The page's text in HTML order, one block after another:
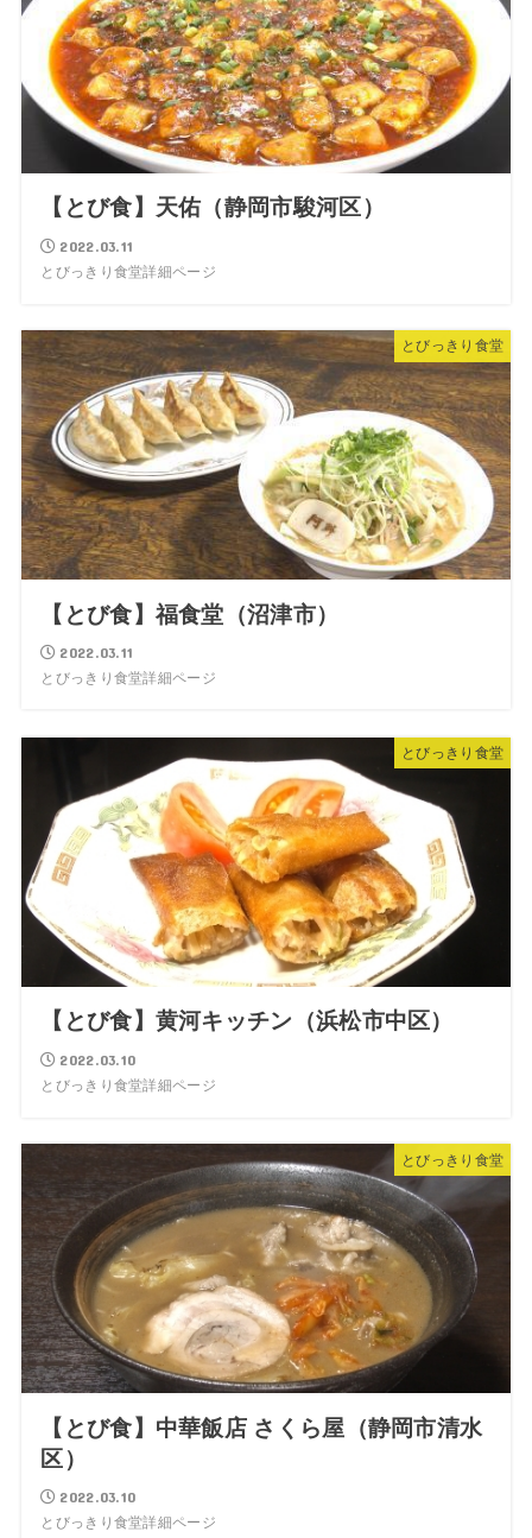
【とび食】天佑（静岡市駿河区）
2022.03.11
とびっきり食堂詳細ページ
とびっきり食堂
【とび食】福食堂（沼津市）
2022.03.11
とびっきり食堂詳細ページ
とびっきり食堂
【とび食】黄河キッチン（浜松市中区）
2022.03.10
とびっきり食堂詳細ページ
とびっきり食堂
【とび食】中華飯店 さくら屋（静岡市清水
区）
2022.03.10
とびっきり食堂詳細ページ